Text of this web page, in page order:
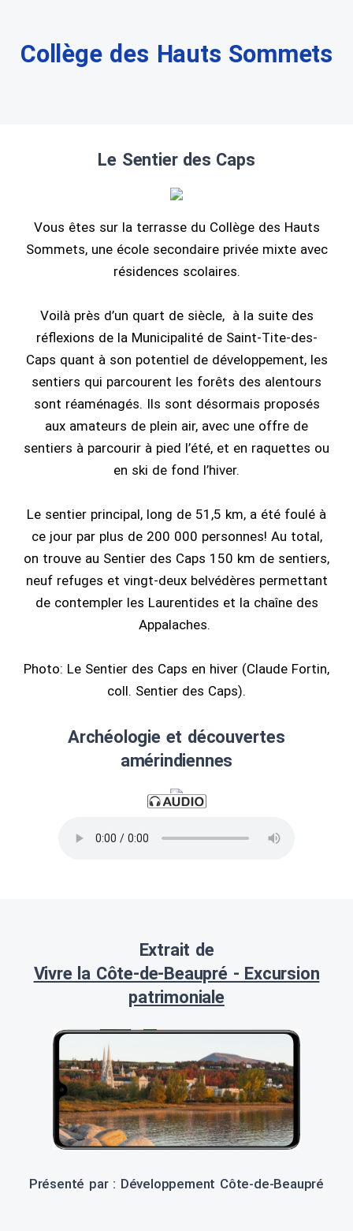
Collège des Hauts Sommets
Le Sentier des Caps
Vous êtes sur la terrasse du Collège des Hauts
Sommets, une école secondaire privée mixte avec
résidences scolaires.
Voilà près d’un quart de siècle, à la suite des
réflexions de la Municipalité de Saint-Tite-des-
Caps quant à son potentiel de développement, les
sentiers qui parcourent les forêts des alentours
sont réaménagés. Ils sont désormais proposés
aux amateurs de plein air, avec une offre de
sentiers à parcourir à pied l’été, et en raquettes ou
en ski de fond l’hiver.
Le sentier principal, long de 51,5 km, a été foulé à
ce jour par plus de 200 000 personnes! Au total,
on trouve au Sentier des Caps 150 km de sentiers,
neuf refuges et vingt-deux belvédères permettant
de contempler les Laurentides et la chaîne des
Appalaches.
Photo: Le Sentier des Caps en hiver (Claude Fortin,
coll. Sentier des Caps).
Archéologie et découvertes
amérindiennes
Extrait de
Vivre la Côte-de-Beaupré - Excursion
patrimoniale
Présenté par : Développement Côte-de-Beaupré